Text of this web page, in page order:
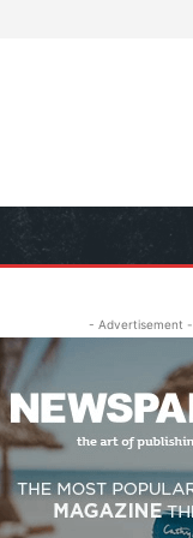
- Advertisement -